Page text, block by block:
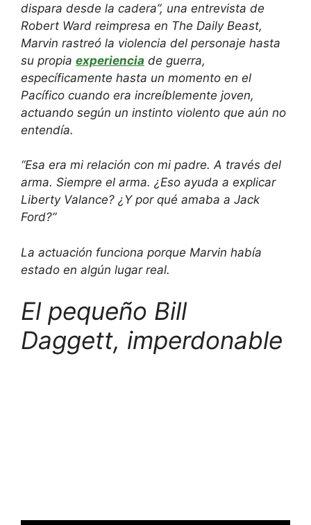
dispara desde la cadera”, una entrevista de
Robert Ward reimpresa en The Daily Beast,
Marvin rastreó la violencia del personaje hasta
su propia experiencia de guerra,
específicamente hasta un momento en el
Pacífico cuando era increíblemente joven,
actuando según un instinto violento que aún no
entendía.
“Esa era mi relación con mi padre. A través del
arma. Siempre el arma. ¿Eso ayuda a explicar
Liberty Valance? ¿Y por qué amaba a Jack
Ford?”
La actuación funciona porque Marvin había
estado en algún lugar real.
El pequeño Bill
Daggett, imperdonable